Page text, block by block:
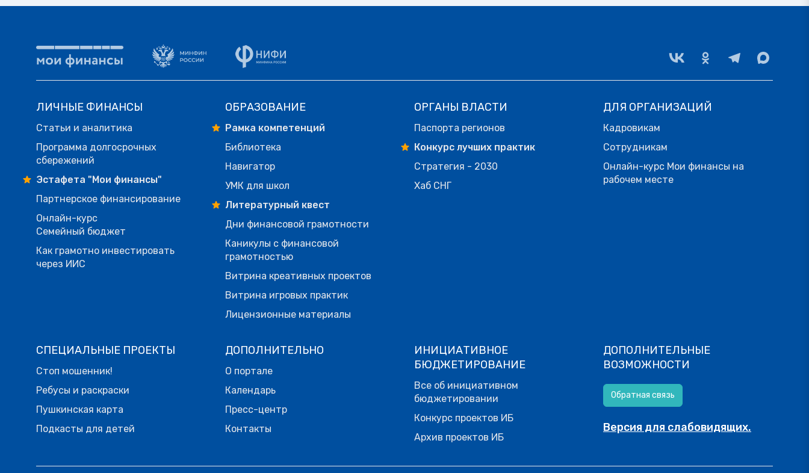
ЛИЧНЫЕ ФИНАНСЫ
Статьи и аналитика
Программа долгосрочных
сбережений
Эстафета "Мои финансы"
Партнерское финансирование
Онлайн-курс
Семейный бюджет
Как грамотно инвестировать
через ИИС
ОБРАЗОВАНИЕ
Рамка компетенций
Библиотека
Навигатор
УМК для школ
Литературный квест
Дни финансовой грамотности
Каникулы с финансовой
грамотностью
Витрина креативных проектов
Витрина игровых практик
Лицензионные материалы
ОРГАНЫ ВЛАСТИ
Паспорта регионов
Конкурс лучших практик
Стратегия - 2030
Хаб СНГ
ДЛЯ ОРГАНИЗАЦИЙ
Кадровикам
Сотрудникам
Онлайн-курс Мои финансы на
рабочем месте
СПЕЦИАЛЬНЫЕ ПРОЕКТЫ
Стоп мошенник!
Ребусы и раскраски
Пушкинская карта
Подкасты для детей
ДОПОЛНИТЕЛЬНО
О портале
Календарь
Пресс-центр
Контакты
ИНИЦИАТИВНОЕ
БЮДЖЕТИРОВАНИЕ
Все об инициативном
бюджетировании
Конкурс проектов ИБ
Архив проектов ИБ
ДОПОЛНИТЕЛЬНЫЕ
ВОЗМОЖНОСТИ
Обратная связь
Версия для слабовидящих.